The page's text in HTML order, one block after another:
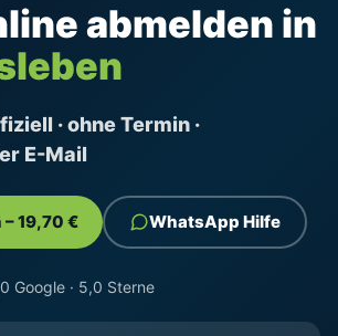
abmelden in
· ohne Termin ·
E-Mail
19,70 € WhatsApp Hilfe
Google · 5,0 Sterne